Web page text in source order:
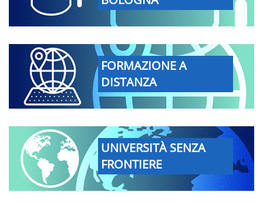
FORMAZIONE A
DISTANZA
UNIVERSITÀ SENZA
FRONTIERE